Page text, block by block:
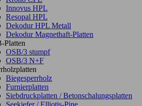
Innovus HPL
Resopal HPL
Dekodur HPL Metall
Dekodur Magnethaft-Platten
Platten
OSB/3 stumpf
OSB/3 N+F
Biegesperrholz
Furnierplatten
Siebdruckplatten / Betonschalungsplatten